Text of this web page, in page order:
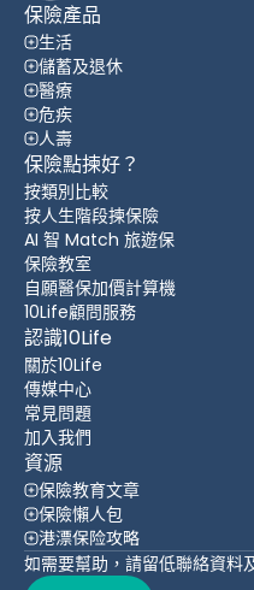
保險產品
生活
儲蓄及退休
醫療
危疾
人壽
保險點揀好？
按類別比較
按人生階段揀保險
AI 智 Match 旅遊保
保險教室
自願醫保加價計算機
10Life顧問服務
認識10Life
關於10Life
傳媒中心
常見問題
加入我們
資源
保險教育文章
保險懶人包
港漂保险攻略
如需要幫助，請留低聯絡資料